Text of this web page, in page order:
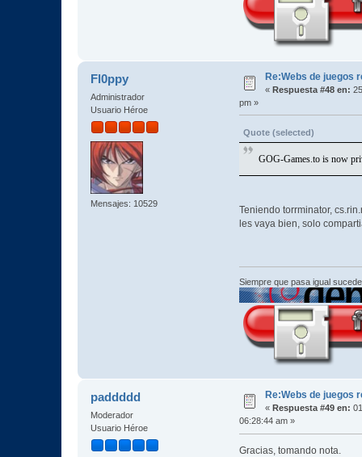
Fl0ppy
Administrador
Usuario Héroe
Mensajes: 10529
Re:Webs de juegos
« Respuesta #48 en:
pm »
Quote (selected)
GOG-Games.to is now
Teniendo torrminator,
les vaya bien, solo
Siempre que pasa igual
paddddd
Moderador
Usuario Héroe
Re:Webs de juegos
« Respuesta #49 en:
06:28:44 am »
Gracias, tomando nota.